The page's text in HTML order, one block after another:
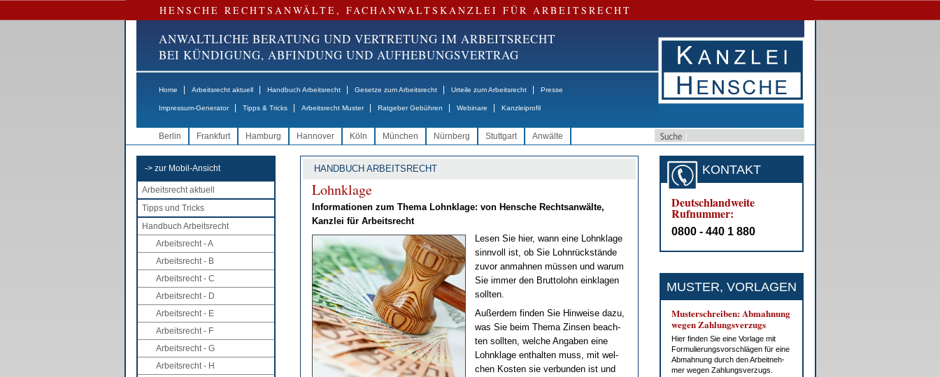
HENSCHE RECHTSANWÄLTE, FACHANWALTSKANZLEI FÜR ARBEITSRECHT
ANWALTLICHE BERATUNG UND VERTRETUNG IM ARBEITSRECHT
BEI KÜNDIGUNG, ABFINDUNG UND AUFHEBUNGSVERTRAG
Home Arbeitsrecht aktuell Handbuch Arbeitsrecht Gesetze zum Arbeitsrecht Urteile zum Arbeitsrecht Presse
Impressum-Generator Tipps & Tricks Arbeitsrecht Muster Ratgeber Gebühren Webinare Kanzleiprofil
Berlin Frankfurt Hamburg Hannover Köln München Nürnberg Stuttgart Anwälte
-> zur Mobil-Ansicht
Arbeitsrecht aktuell
Tipps und Tricks
Handbuch Arbeitsrecht
Arbeitsrecht - A
Arbeitsrecht - B
Arbeitsrecht - C
Arbeitsrecht - D
Arbeitsrecht - E
Arbeitsrecht - F
Arbeitsrecht - G
Arbeitsrecht - H
HANDBUCH ARBEITSRECHT
Lohn­kla­ge
In­for­ma­tio­nen zum The­ma Lohn­kla­ge: von Hen­sche Rechts­an­wäl­te,
Kanz­lei für Ar­beits­recht
Le­sen Sie hier, wann ei­ne Lohn­kla­ge
sinn­voll ist, ob Sie Lohn­rück­stän­de
zu­vor an­mah­nen müs­sen und war­um
Sie im­mer den Brut­to­lohn ein­kla­gen
soll­ten.
Au­ßer­dem fin­den Sie Hin­wei­se da­zu,
was Sie beim The­ma Zin­sen be­ach­
ten soll­ten, wel­che An­ga­ben ei­ne
Lohn­kla­ge ent­hal­ten muss, mit wel­
chen Kos­ten sie ver­bun­den ist und
KONTAKT
Deutschlandweite
Rufnummer:
0800 - 440 1 880
MUSTER, VORLAGEN
Mus­ter­schrei­ben: Ab­mah­nung
we­gen Zah­lungs­ver­zugs
Hier fin­den Sie ei­ne Vor­la­ge mit
For­mu­lie­rungs­vor­schlä­gen für ei­ne
Ab­mah­nung durch den Ar­beit­neh­
mer we­gen Zah­lungs­ver­zugs.